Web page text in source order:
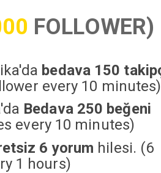
FOLLOWER)
bedava 150
every 10 minutes)
Bedava 250 beğeni
every 10 minutes)
6 yorum hilesi. (6
1 hours)